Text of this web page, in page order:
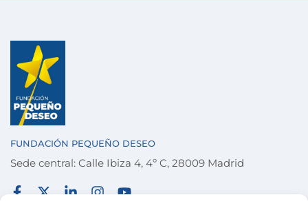
FUNDACIÓN PEQUEÑO DESEO
Sede central: Calle Ibiza 4, 4º C, 28009 Madrid